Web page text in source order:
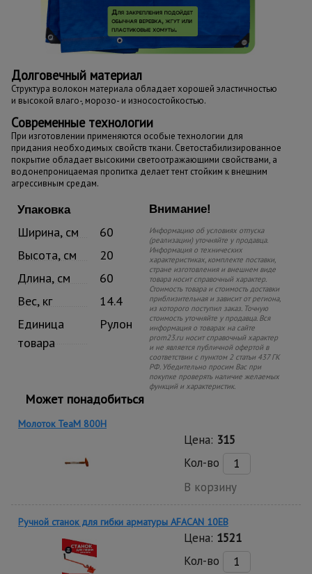
Долговечный материал
Структура волокон материала обладает хорошей эластичностью
и высокой влаго-, морозо- и износостойкостью.
Современные технологии
При изготовлении применяются особые технологии для
придания необходимых свойств ткани. Светостабилизированное
покрытие обладает высокими светоотражающими свойствами, а
водонепроницаемая пропитка делает тент стойким к внешним
агрессивным средам.
Упаковка
Ширина, см
60
Высота, см
20
Длина, см
60
Вес, кг
14.4
Единица
товара
Рулон
Внимание!
Информацию об условиях отпуска
(реализации) уточняйте у продавца.
Информация о технических
характеристиках, комплекте поставки,
стране изготовления и внешнем виде
товара носит справочный характер.
Стоимость товара и стоимость доставки
приблизительная и зависит от региона,
из которого поступил заказ. Точную
стоимость уточняйте у продавца. Вся
информация о товарах на сайте
prom23.ru носит справочный характер
и не является публичной офертой в
соответствии с пунктом 2 статьи 437 ГК
РФ. Убедительно просим Вас при
покупке проверять наличие желаемых
функций и характеристик.
Может понадобиться
Молоток TeaM 800H
Цена: 315
Кол-во
В корзину
Ручной станок для гибки арматуры AFACAN 10EB
Цена: 1521
Кол-во